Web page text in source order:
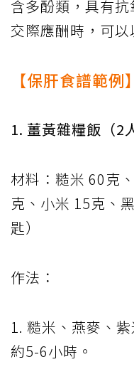
含多酚類，具有
交際應酬時，可
【保肝食譜範例】
1. 薑黃雜糧飯（2
材料：糙米 60克
克、小米 15克、
匙）
作法：
1. 糙米、燕麥、
約5-6小時。